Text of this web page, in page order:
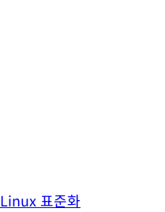
Linux 표준화